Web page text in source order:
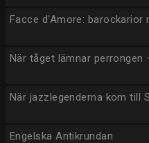
Facce d'Amore: barockarior
När tåget lämnar perrongen
När jazzlegenderna kom till
Engelska Antikrundan